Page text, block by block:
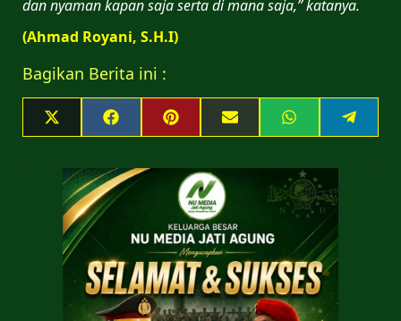
dan nyaman kapan saja serta di mana saja,” katanya.
(Ahmad Royani, S.H.I)
Bagikan Berita ini :